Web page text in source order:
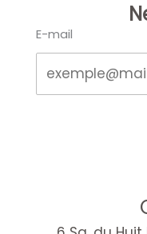
E-mail